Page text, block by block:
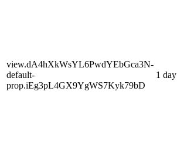
view.dA4hXkWsYL6PwdYEbGca3N-
default-
prop.iEg3pL4GX9YgWS7Kyk79bD
1 day